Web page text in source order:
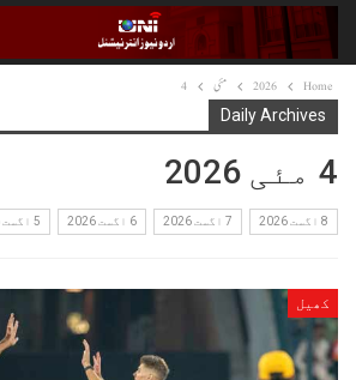
Home
2026 مئی 4
Daily Archives
4 مئی 2026
8 اگست 2026 7 اگست 2026 6 اگست 2026 5 اگست 2026
کھیل